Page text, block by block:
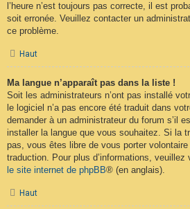
l’heure n’est toujours pas correcte, il est
soit erronée. Veuillez contacter un
ce problème.
Haut
Ma langue n’apparaît pas dans la liste !
Soit les administrateurs n’ont pas installé
le logiciel n’a pas encore été traduit dans
demander à un administrateur du forum s’il
installer la langue que vous souhaitez. Si la
pas, vous êtes libre de vous porter
traduction. Pour plus d’informations, veuillez
le site internet de phpBB® (en anglais).
Haut